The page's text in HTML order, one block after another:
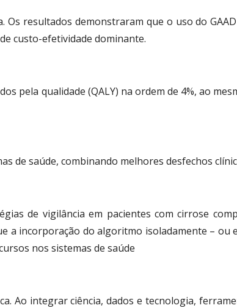
resultados demonstraram que o uso do
custo-efetividade dominante.
pela qualidade (QALY) na ordem de 4%, ao
de saúde, combinando melhores desfechos
de vigilância em pacientes com cirrose
a incorporação do algoritmo isoladamente –
nos sistemas de saúde
Ao integrar ciência, dados e tecnologia,